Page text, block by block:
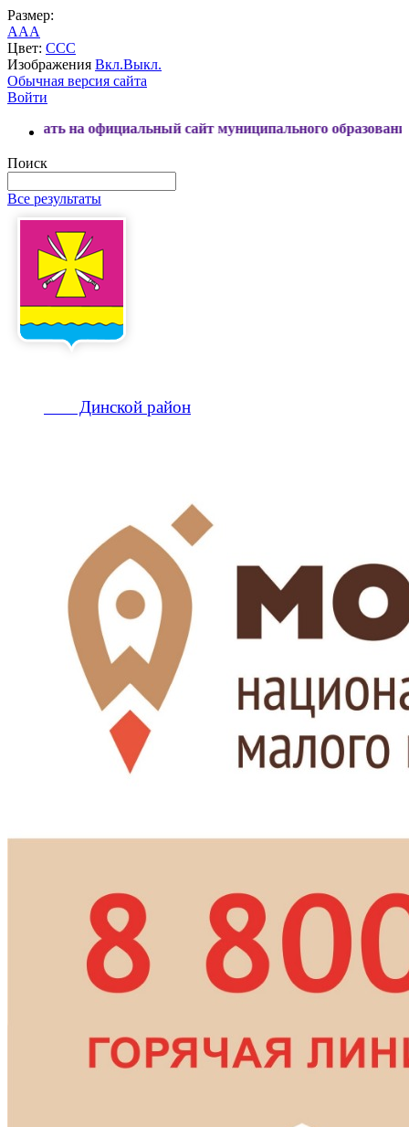
Размер:
AAA
Цвет: CCC
Изображения Вкл.Выкл.
Обычная версия сайта
Войти
официальный сайт муниципального образования Динской
Поиск
Все результаты
Динской район